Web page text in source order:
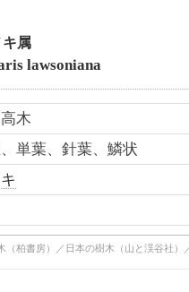
属
lawsoniana
木
単葉、針葉、鱗状
（柏書房）／日本の樹木（山と渓谷社）